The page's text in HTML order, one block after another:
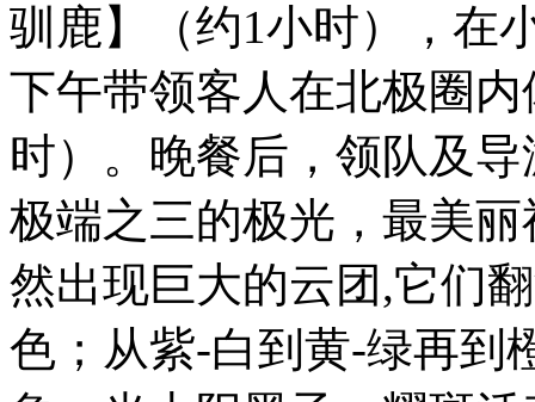
驯鹿】（约1小时），在
下午带领客人在北极圈
时）。晚餐后，领队及
极端之三的极光，最美
然出现巨大的云团,它们
色；从紫-白到黄-绿再到